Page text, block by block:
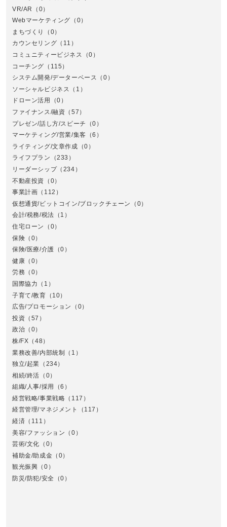
VR/AR
（0）
Webマーケティング （0）
まちづくり
（0）
カウンセリング （11）
コミュニティービジネス
（0）
コーチング （115）
システム開発/データーベース （0）
ソーシャルビジネス （1）
ドローン活用
（0）
ファイナンス/融資 （57）
プレゼン/話し方/スピーチ
（0）
マーケティング/営業/集客 （6）
ライティング/文章作成 （0）
ライフプラン
（233）
リーダーシップ（234）
不動産投資 （0）
事業計画 （112）
仮想通貨/ビットコイン/ブロックチェーン
（0）
会計/税務/税法 （1）
住宅ローン
（0）
保険 （0）
保険/医療/介護 （0）
健康 （0）
労務 （0）
国際協力 （1）
子育て/教育 （10）
広告/プロモーション
（0）
投資 （57）
政治 （0）
株/FX （48）
業務改善/内部統制 （1）
独立/起業 （234）
相続/終活 （0）
組織/人事/採用
（6）
経営戦略/事業戦略 （117）
経営管理/マネジメント
（117）
経済 （111）
美容/ファッション （0）
芸術/文化 （0）
補助金/助成金 （0）
観光振興 （0）
防災/防犯/安全
（0）